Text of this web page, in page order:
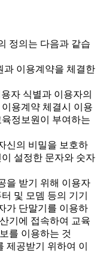
정의는 다음과 같습
이용계약을 체결한
자 식별과 이용자의
용계약 체결시 이용
정보원이 부여하는
신의 비밀을 보호하
설정한 문자와 숫자
을 받기 위해 이용자
및 모뎀 등의 기기
가 단말기를 이용하
기에 접속하여 교육
를 이용하는 것
공받기 위하여 이